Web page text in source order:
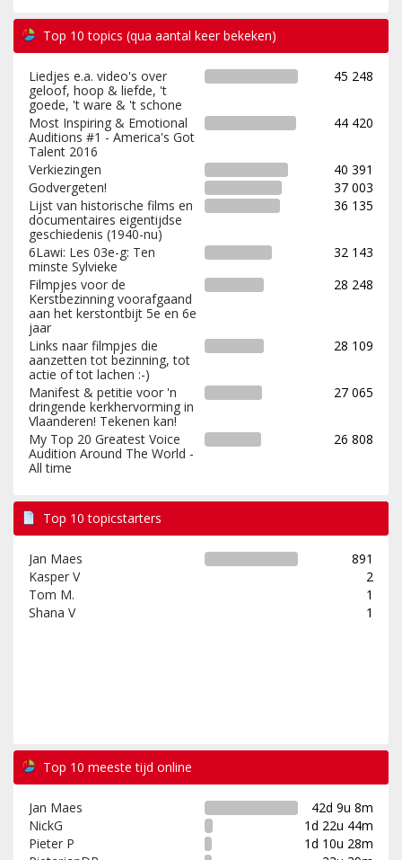
Top 10 topics (qua aantal keer bekeken)
Liedjes e.a. video's over
geloof, hoop & liefde, 't
goede, 't ware & 't schone
45 248
Most Inspiring & Emotional
Auditions #1 - America's Got
Talent 2016
44 420
Verkiezingen
40 391
Godvergeten!
37 003
Lijst van historische films en
documentaires eigentijdse
geschiedenis (1940-nu)
36 135
6Lawi: Les 03e-g: Ten
minste Sylvieke
32 143
Filmpjes voor de
Kerstbezinning voorafgaand
aan het kerstontbijt 5e en 6e
jaar
28 248
Links naar filmpjes die
aanzetten tot bezinning, tot
actie of tot lachen :-)
28 109
Manifest & petitie voor 'n
dringende kerkhervorming in
Vlaanderen! Tekenen kan!
27 065
My Top 20 Greatest Voice
Audition Around The World -
All time
26 808
Top 10 topicstarters
Jan Maes
891
Kasper V
2
Tom M.
1
Shana V
1
Top 10 meeste tijd online
Jan Maes
42d 9u 8m
NickG
1d 22u 44m
Pieter P
1d 10u 28m